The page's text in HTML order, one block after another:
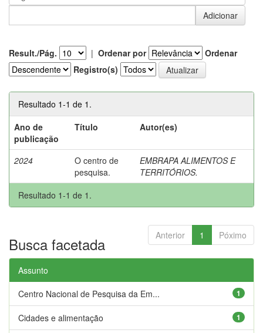
Result./Pág. | Ordenar por
Ordenar
Registro(s)
Resultado 1-1 de 1.
Ano de
publicação
Título Autor(es)
2024
O centro de
pesquisa.
EMBRAPA ALIMENTOS E
TERRITÓRIOS.
Resultado 1-1 de 1.
Anterior 1 Póximo
Busca facetada
Assunto
1
Centro Nacional de Pesquisa da Em...
1
Cidades e alimentação